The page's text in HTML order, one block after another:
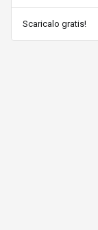
Scaricalo gratis!